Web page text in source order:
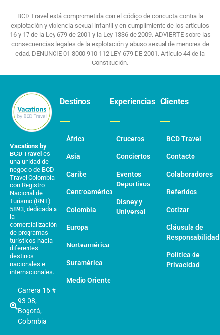
BCD Travel está comprometida con el código de conducta contra la
explotación y violencia sexual infantil y en cumplimiento de los artículos
16 y 17 de la Ley 679 de 2001 y la Ley 1336 de 2009. ADVIERTE sobre las
consecuencias legales de la explotación y abuso sexual de menores de
edad. DENUNCIE 01 8000 910 112 LEY 679 DE 2001. Artículo 44 de la
Constitución.
Vacations by
BCD Travel es
una unidad de
negocio de BCD
Travel Colombia,
con Registro
Nacional de
Turismo (RNT)
5893, dedicada a
la
comercialización
de programas
turísticos hacia
diferentes
destinos
nacionales e
internacionales.
Carrera 16 #
93-08,
Bogotá,
Colombia
Destinos
África
Asia
Caribe
Centroamérica
Colombia
Europa
Norteamérica
Suramérica
Medio Oriente
Experiencias
Cruceros
Conciertos
Eventos
Deportivos
Disney y
Universal
Clientes
BCD Travel
Contacto
Colaboradores
Referidos
Cotizar
Cláusula de
Responsabilidad
Política de
Privacidad